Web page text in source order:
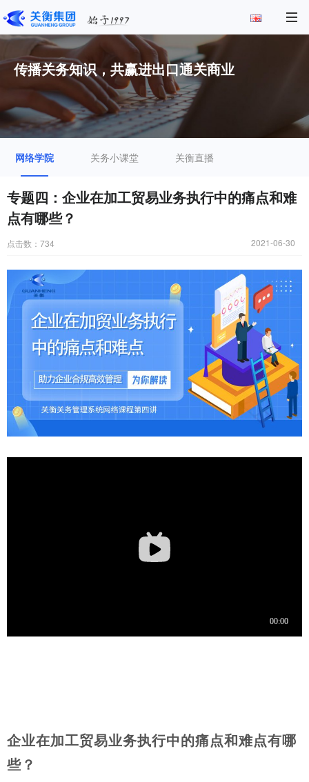
传播关务知识，共赢进出口通关商业
网络学院 关务小课堂 关衡直播
专题四：企业在加工贸易业务执行中的痛点和难
点有哪些？
2021-06-30
点击数： 734
企业在加工贸易业务执行中的痛点和难点有哪
些？